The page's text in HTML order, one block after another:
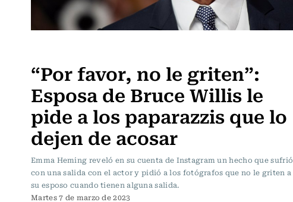
“Por favor, no le griten”:
Esposa de Bruce Willis le
pide a los paparazzis que lo
dejen de acosar
Emma Heming reveló en su cuenta de Instagram un hecho que sufrió
con una salida con el actor y pidió a los fotógrafos que no le griten a
su esposo cuando tienen alguna salida.
Martes 7 de marzo de 2023